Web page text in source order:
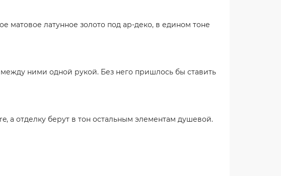
матовое латунное золото под ар-деко, в едином тоне
ними одной рукой. Без него пришлось бы ставить
а отделку берут в тон остальным элементам душевой.